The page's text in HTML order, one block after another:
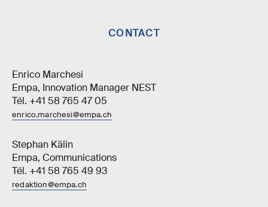
CONTACT
Enrico Marchesi
Empa, Innovation Manager NEST
Tél. +41 58 765 47 05
enrico.marchesi@empa.ch
Stephan Kälin
Empa, Communications
Tél. +41 58 765 49 93
redaktion@empa.ch